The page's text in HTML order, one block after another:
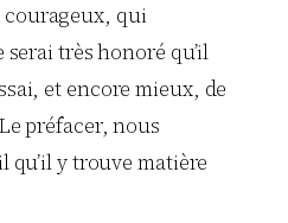
qui
très honoré qu’il
et encore mieux, de
préfacer, nous
y trouve matière